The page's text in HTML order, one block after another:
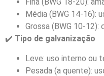
Média (BWG 14-16):
Grossa (BWG 10-
✔️ Tipo de galvanização
Leve: uso interno ou
Pesada (a quente):